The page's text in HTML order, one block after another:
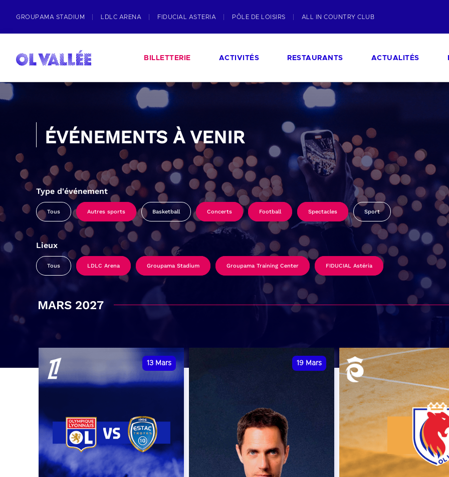
GROUPAMA STADIUM LDLC ARENA FIDUCIAL ASTERIA PÔLE DE LOISIRS ALL IN COUNTRY CLUB
BILLETTERIE ACTIVITÉS RESTAURANTS ACTUALITÉS
ÉVÉNEMENTS À VENIR
Type d'événement
Tous Autres sports Basketball Concerts Football Spectacles Sport
Lieux
Tous LDLC Arena Groupama Stadium Groupama Training Center FIDUCIAL Astéria
MARS 2027
13 Mars 19 Mars